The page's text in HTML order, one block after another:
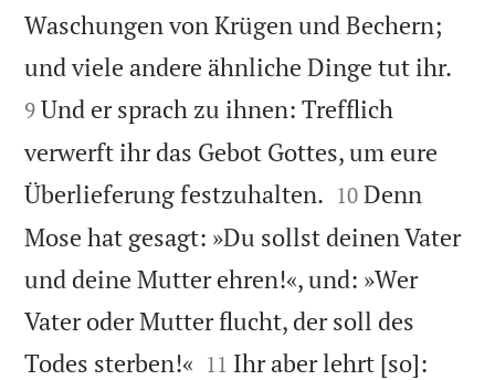
Waschungen von Krügen und Bechern;
und viele andere ähnliche Dinge tut ihr.
9 Und er sprach zu ihnen: Trefflich
verwerft ihr das Gebot Gottes, um eure
Überlieferung festzuhalten. 

10 Denn
Mose hat gesagt: »Du sollst deinen Vater
und deine Mutter ehren!«, und: »Wer
Vater oder Mutter flucht, der soll des
Todes sterben!« 

11 Ihr aber lehrt [so]: